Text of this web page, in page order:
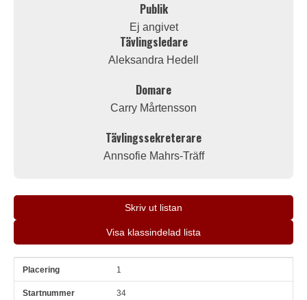
Publik
Ej angivet
Tävlingsledare
Aleksandra Hedell
Domare
Carry Mårtensson
Tävlingssekreterare
Annsofie Mahrs-Träff
Skriv ut listan
Visa klassindelad lista
Pl Snr 1
34